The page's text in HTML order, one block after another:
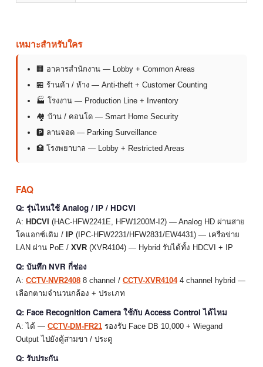
เหมาะสำหรับใคร
🏢 อาคารสำนักงาน — Lobby + Common Areas
🏪 ร้านค้า / ห้าง — Anti-theft + Customer Counting
🏭 โรงงาน — Production Line + Inventory
🏘 บ้าน / คอนโด — Smart Home Security
🅿 ลานจอด — Parking Surveillance
🏥 โรงพยาบาล — Lobby + Restricted Areas
FAQ
Q: รุ่นไหนใช้ Analog / IP / HDCVI
A: HDCVI (HAC-HFW2241E, HFW1200M-I2) — Analog HD ผ่านสาย
โคแอกซ์เดิม /
IP (IPC-HFW2231/HFW2831/EW4431) — เครือข่าย
LAN ผ่าน PoE / XVR (XVR4104) — Hybrid รับได้ทั้ง HDCVI + IP
Q: บันทึก NVR กี่ช่อง
A: CCTV-NVR2408 8 channel / CCTV-XVR41044 channel hybrid —
เลือกตามจำนวนกล้อง + ประเภท
Q: Face Recognition Camera ใช้กับ Access Control ได้ไหม
A: ได้ — CCTV-DM-FR21 รองรับ Face DB 10,000 + Wiegand
Output ไปยังตู้สามขา / ประตู
Q: รับประกัน